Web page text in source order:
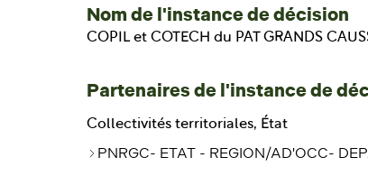
Nom de l'instance de décision
COPIL et COTECH du PAT GRANDS
Partenaires de l'instance de
Collectivités territoriales, État
PNRGC- ETAT - REGION/AD'OCC-